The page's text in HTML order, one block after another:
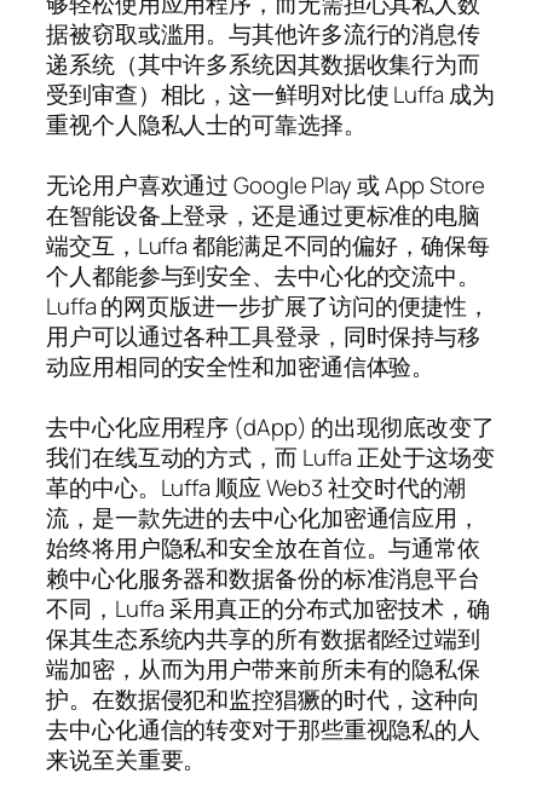
据被窃取或滥用。与其他许多流行的消息传
递系统（其中许多系统因其数据收集行为而
受到审查）相比，这一鲜明对比使 Luffa 成为
重视个人隐私人士的可靠选择。
无论用户喜欢通过 Google Play 或 App Store
在智能设备上登录，还是通过更标准的电脑
端交互，Luffa 都能满足不同的偏好，确保每
个人都能参与到安全、去中心化的交流中。
Luffa 的网页版进一步扩展了访问的便捷性，
用户可以通过各种工具登录，同时保持与移
动应用相同的安全性和加密通信体验。
去中心化应用程序 (dApp) 的出现彻底改变了
我们在线互动的方式，而 Luffa 正处于这场变
革的中心。Luffa 顺应 Web3 社交时代的潮
流，是一款先进的去中心化加密通信应用，
始终将用户隐私和安全放在首位。与通常依
赖中心化服务器和数据备份的标准消息平台
不同，Luffa 采用真正的分布式加密技术，确
保其生态系统内共享的所有数据都经过端到
端加密，从而为用户带来前所未有的隐私保
护。在数据侵犯和监控猖獗的时代，这种向
去中心化通信的转变对于那些重视隐私的人
来说至关重要。